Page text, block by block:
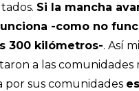
Si la mancha
-como no
300 kilómetros-. Así
a las comunidades
por sus comunidades